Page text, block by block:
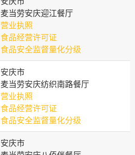
麦当劳安庆迎江餐厅
营业执照
食品经营许可证
食品安全监督量化分级
安庆市
麦当劳安庆纺织南路餐厅
营业执照
食品经营许可证
食品安全监督量化分级
安庆市